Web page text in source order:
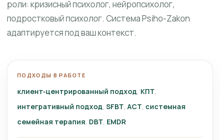
роли: кризисный психолог, нейропсихолог,
подростковый психолог. Система Psiho-Zakon
адаптируется под ваш контекст.
ПОДХОДЫ В РАБОТЕ
клиент‑центрированный подход КПТ
интегративный подход SFBT ACT системная
семейная терапия DBT EMDR